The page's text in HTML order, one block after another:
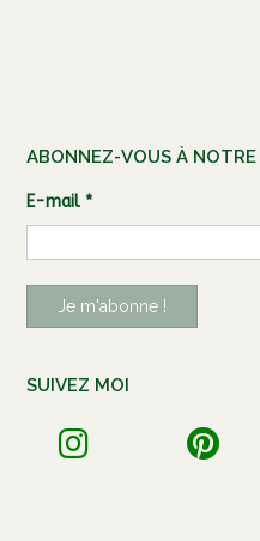
ABONNEZ-VOUS À
E-mail *
SUIVEZ MOI